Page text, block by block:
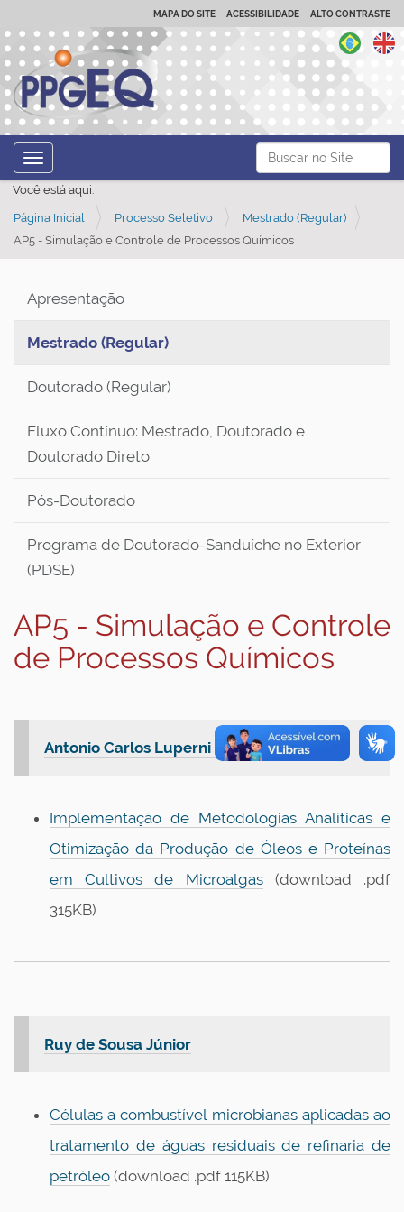
Busca
Busca Avançada…
MAPA DO SITE ACESSIBILIDADE ALTO CONTRASTE
Toggle navigation
Você está aqui:
Página Inicial Processo Seletivo
Mestrado (Regular)
AP5 - Simulação e Controle de Processos Químicos
Apresentação
Mestrado (Regular)
Doutorado (Regular)
Fluxo Contínuo: Mestrado, Doutorado e
Doutorado Direto
Pós-Doutorado
Programa de Doutorado-Sanduíche no Exterior
(PDSE)
AP5 - Simulação e Controle
de Processos Químicos
Antonio Carlos Luperni Horta
Implementação de Metodologias Analíticas e
Otimização da Produção de Óleos e Proteínas
em Cultivos de Microalgas(download .pdf
315KB)
Ruy de Sousa Júnior
Células a combustível microbianas aplicadas ao
tratamento de águas residuais de refinaria de
petróleo (download .pdf 115KB)